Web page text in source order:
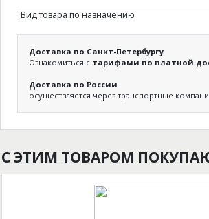
Вид товара по назначению
Доставка по Санкт-Петербургу
Ознакомиться с тарифами по платной
Доставка по России
осуществляется через транспортные
С ЭТИМ ТОВАРОМ